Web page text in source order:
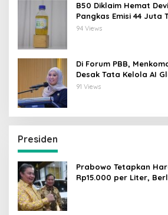
B50 Diklaim Hemat
Pangkas Emisi 44 Juta
94 Views
Di Forum PBB,
Desak Tata Kelola AI
Perlindungan Anak
91 Views
Presiden
Prabowo Tetapkan
Rp15.000 per Liter,